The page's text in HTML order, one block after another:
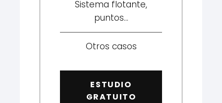
Sistema flotante,
puntos...
Otros casos
ESTUDIO
GRATUITO